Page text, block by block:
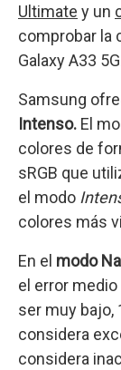
Ultimate y un
comprobar la
Galaxy A33
Samsung
Intenso. El
colores de
sRGB que
el modo
colores más
En el modo
el error
ser muy bajo,
considera
considera